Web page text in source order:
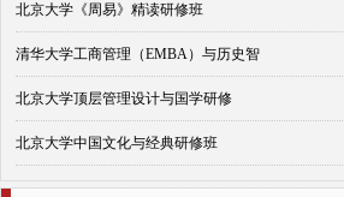
北京大学《周易》精读研修班
清华大学工商管理（EMBA）与历史智
北京大学顶层管理设计与国学研修
北京大学中国文化与经典研修班